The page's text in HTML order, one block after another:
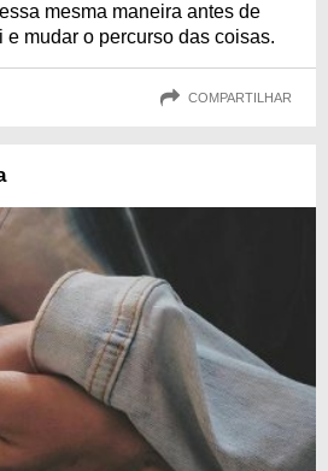
mesma maneira antes de
mudar o percurso das coisas.
COMPARTILHAR